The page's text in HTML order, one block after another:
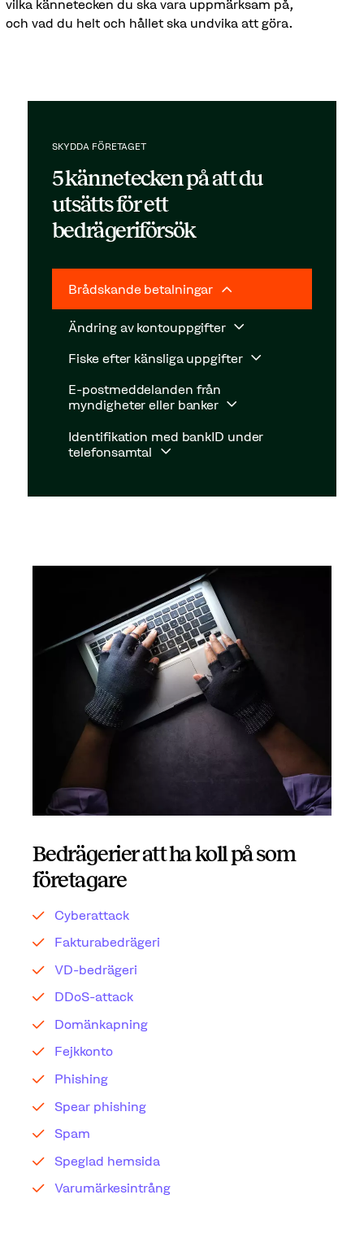
vilka kännetecken du ska vara uppmärksam på,
och vad du helt och hållet ska undvika att göra.
SKYDDA FÖRETAGET
5 kännetecken på att du
utsätts för ett
bedrägeriförsök
Brådskande betalningar
Ändring av kontouppgifter
Fiske efter känsliga uppgifter
E-postmeddelanden från
myndigheter eller banker
Identifikation med bankID under
telefonsamtal
Bedrägerier att ha koll på som
företagare
Cyberattack
Fakturabedrägeri
VD-bedrägeri
DDoS-attack
Domänkapning
Fejkkonto
Phishing
Spear phishing
Spam
Speglad hemsida
Varumärkesintrång